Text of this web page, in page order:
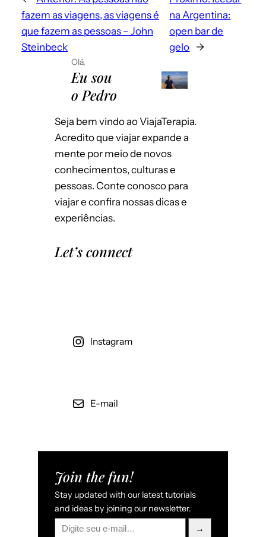
Envie-me e-mails sobre novos posts.
Instantaneamente
Por dia
Por semana
Emails para novos comentários
Salvar meus dados neste navegador
para a próxima vez que eu comentar.
fazem as viagens, as viagens é
que fazem as pessoas – John
Steinbeck
na Argentina:
open bar de
gelo →
Olá,
Eu sou
o Pedro
Seja bem vindo ao ViajaTerapia.
Acredito que viajar expande a
mente por meio de novos
conhecimentos, culturas e
pessoas. Conte conosco para
viajar e confira nossas dicas e
experiências.
Let’s connect
Instagram
E-mail
Join the fun!
Stay updated with our latest tutorials
and ideas by joining our newsletter.
→